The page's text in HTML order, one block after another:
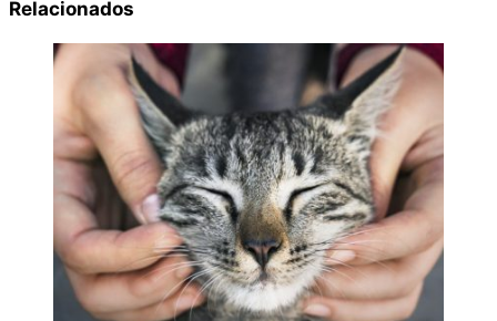
Relacionados